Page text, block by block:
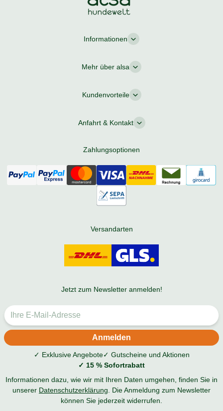
Informationen
Mehr über alsa
Kundenvorteile
Anfahrt & Kontakt
Zahlungsoptionen
Versandarten
Jetzt zum Newsletter anmelden!
✓ Exklusive Angebote✓ Gutscheine und Aktionen
✓ 15 % Sofortrabatt
Informationen dazu, wie wir mit Ihren Daten umgehen, finden Sie in
unserer Datenschutzerklärung . Die Anmeldung zum Newsletter
können Sie jederzeit widerrufen.